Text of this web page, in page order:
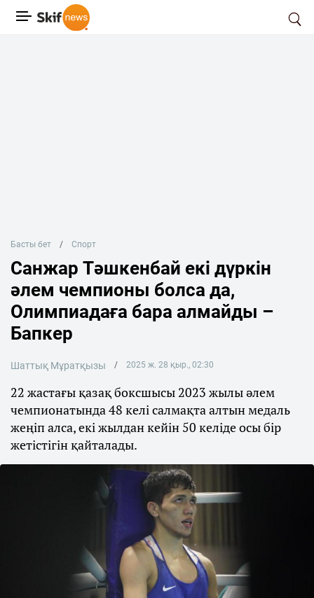
Басты бет Спорт
Санжар Тәшкенбай екі дүркін
әлем чемпионы болса да,
Олимпиадаға бара алмайды –
Бапкер
Шаттық Мұратқызы 2025 ж. 28 қыр., 02:30
22 жастағы қазақ боксшысы 2023 жылы әлем
чемпионатында 48 келі салмақта алтын медаль
жеңіп алса, екі жылдан кейін 50 келіде осы бір
жетістігін қайталады.